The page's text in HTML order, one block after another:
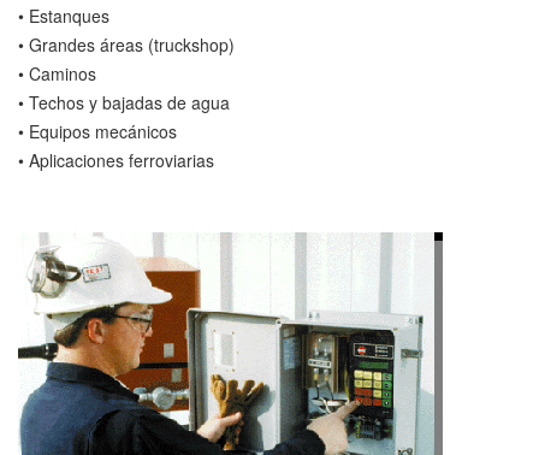
• Estanques
• Grandes áreas (truckshop)
• Caminos
• Techos y bajadas de agua
• Equipos mecánicos
• Aplicaciones ferroviarias